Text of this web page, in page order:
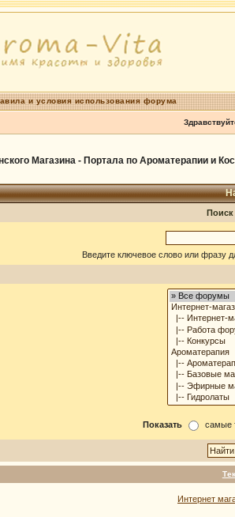
и условия использования форума
Магазина - Портала по Ароматерапии и
Введите ключевое слово или фразу
Показать самые
Интернет